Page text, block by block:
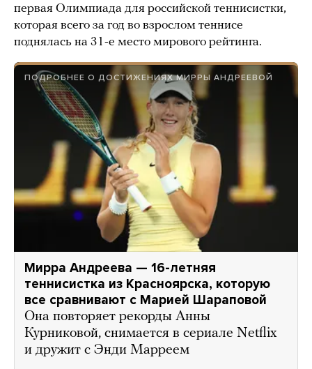
первая Олимпиада для российской теннисистки,
которая всего за год во взрослом теннисе
поднялась на 31-е место мирового рейтинга.
ПОДРОБНЕЕ О ДОСТИЖЕНИЯХ МИРРЫ АНДРЕЕВОЙ
Мирра Андреева — 16-летняя
теннисистка из Красноярска, которую
все сравнивают с Марией Шараповой
Она повторяет рекорды Анны
Курниковой, снимается в сериале Netflix
и дружит с Энди Марреем